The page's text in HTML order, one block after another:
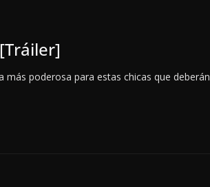
poderosa para estas chicas que deberán